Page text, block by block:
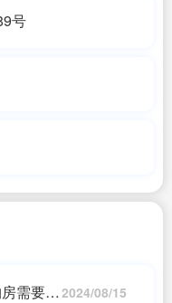
号
需要注 2024/08/15